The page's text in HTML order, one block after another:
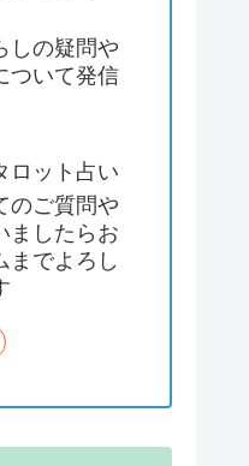
しの疑問や
ついて発信
ロット占い
のご質問や
ましたらお
までよろし